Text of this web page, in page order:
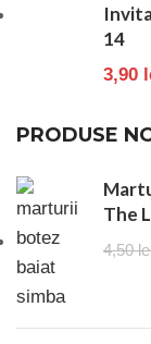
14
3,90
PRODUSE
The
4,50